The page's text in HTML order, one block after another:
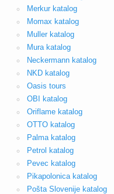
Merkur katalog
Momax katalog
Muller katalog
Mura katalog
Neckermann katalog
NKD katalog
Oasis tours
OBI katalog
Oriflame katalog
OTTO katalog
Palma katalog
Petrol katalog
Pevec katalog
Pikapolonica katalog
Pošta Slovenije katalog